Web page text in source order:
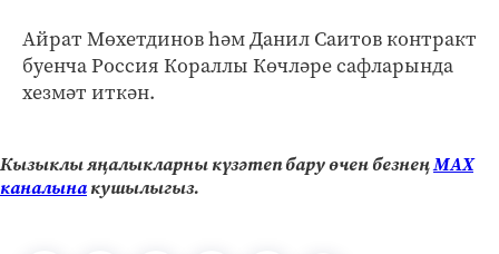
Айрат Мөхетдинов һәм Данил Саитов контракт
буенча Россия Кораллы Көчләре сафларында
хезмәт иткән.
Кызыклы яңалыкларны күзәтеп бару өчен безнеңМАХ
каналынакушылыгыз.